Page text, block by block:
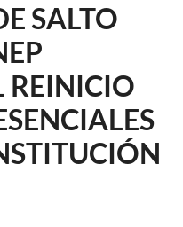
SALTO
REINICIO